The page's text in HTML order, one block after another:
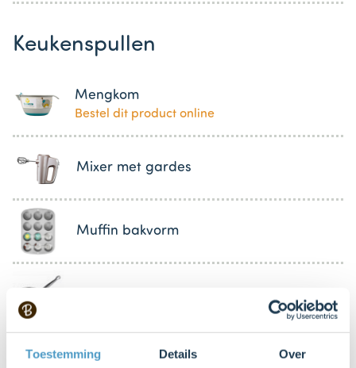
Toestemming Details Over
Keukenspullen
Mengkom
Bestel dit product online
Mixer met gardes
Muffin bakvorm
Boter of bakspray om mee in te vetten